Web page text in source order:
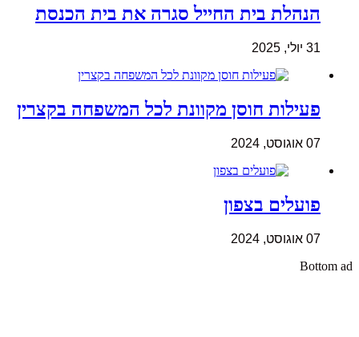
הנהלת בית החייל סגרה את בית הכנסת
31 יולי, 2025
פעילות חוסן מקוונת לכל המשפחה בקצרין
07 אוגוסט, 2024
פועלים בצפון
07 אוגוסט, 2024
Bottom ad